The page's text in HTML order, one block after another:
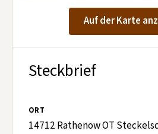
Kontakt aufnehmen
Mitglied werden
Auf der Karte
Steckbrief
ORT
14712 Rathenow OT